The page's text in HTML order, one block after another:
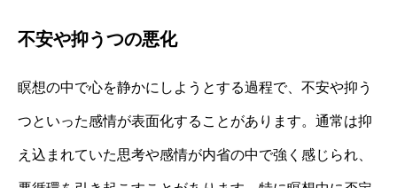
不安や抑うつの悪化
瞑想の中で心を静かにしようとする過程で、不安や抑う
つといった感情が表面化することがあります。通常は抑
え込まれていた思考や感情が内省の中で強く感じられ、